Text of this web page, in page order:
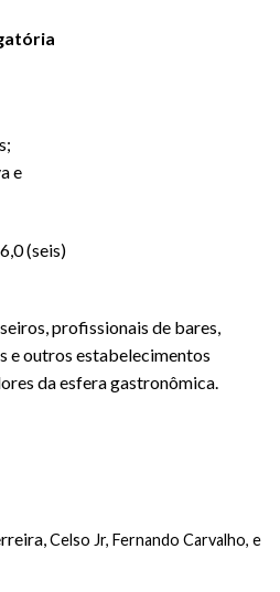
e
(seis)
profissionais de bares,
e outros estabelecimentos
da esfera gastronômica.
Celso Jr, Fernando Carvalho, e